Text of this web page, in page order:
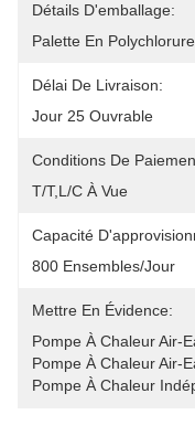
Détails D'emballage:
Palette En Polychlorure
Délai De Livraison:
Jour 25 Ouvrable
Conditions De
T/T,L/C À Vue
Capacité
800 Ensembles/jour
Mettre En Évidence:
Pompe À Chaleur Air-
Pompe À Chaleur Air-
Pompe À Chaleur